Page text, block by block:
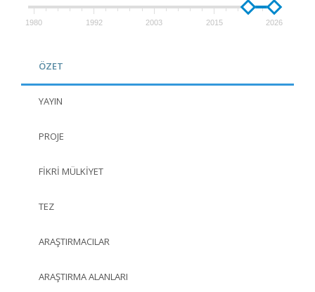
1980 1992 2003 2015 2026
ÖZET
YAYIN
PROJE
FIKRI MÜLKIYET
TEZ
ARAŞTIRMACILAR
ARAŞTIRMA ALANLARI